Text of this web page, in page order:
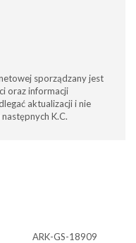
sporządzany jest
oraz informacji
aktualizacji i nie
K.C.
ARK-GS-18909